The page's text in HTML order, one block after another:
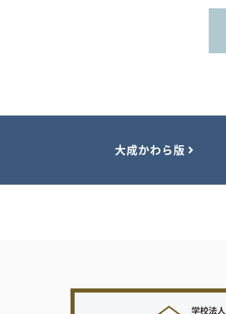
大成かわら版